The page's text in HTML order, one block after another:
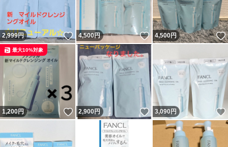
2,999円 いいね！
4,500円 いいね！
4,500円
1,200円 いいね！
最大10%対象
2,900円 いいね！
3,090円